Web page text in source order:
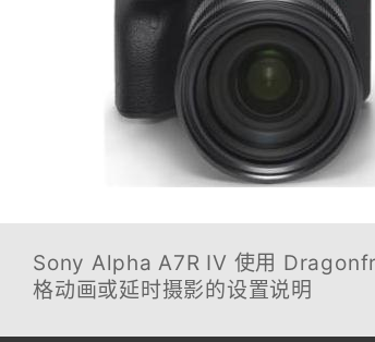
Sony Alpha A7R IV 使用
格动画或延时摄影的设置说明